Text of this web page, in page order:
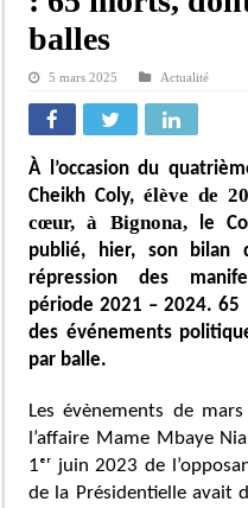
balles
5 mars 2025 Actualité
À
l’occasion du
Cheikh Coly, élève de
cœur, à Bignona,
le
publié, hier, son bilan
répression des
période 2021 – 2024.
des événements
par balle.
Les évènements de
l’affaire Mame Mbaye
1ᵉʳ juin 2023 de
de la Présidentielle avait